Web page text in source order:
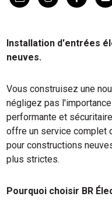
Installation d'entrées
neuves.
Vous construisez une
négligez pas
performante et
offre un service complet
pour constructions
plus strictes.
Pourquoi choisir BR